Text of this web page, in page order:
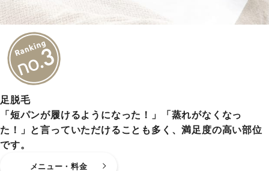
足脱毛
「短パンが履けるようになった！」「蒸れがなくなっ
た！」と言っていただけることも多く、満足度の高い部位
です。
メニュー・料金